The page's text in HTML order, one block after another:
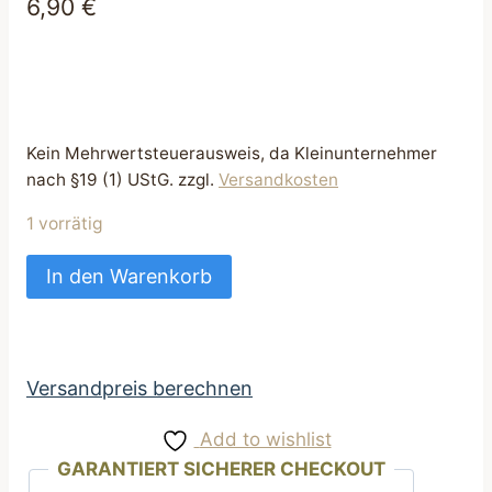
6,90 €
Kein Mehrwertsteuerausweis, da Kleinunternehmer
nach §19 (1) UStG. zzgl. Versandkosten
1 vorrätig
Futtertasche
Leckerli
Hunde
Spiderman
In den Warenkorb
Versandpreis berechnen
Add to wishlist
GARANTIERT SICHERER CHECKOUT